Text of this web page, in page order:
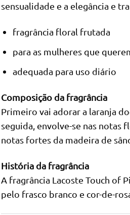
sensualidade e a elegância e
fragrância floral frutada
para as mulheres que
adequada para uso diário
Composição da fragrância
Primeiro vai adorar a laranja
seguida, envolve-se nas notas
notas fortes da madeira de
História da fragrância
A fragrância Lacoste Touch of
pelo frasco branco e cor-de-